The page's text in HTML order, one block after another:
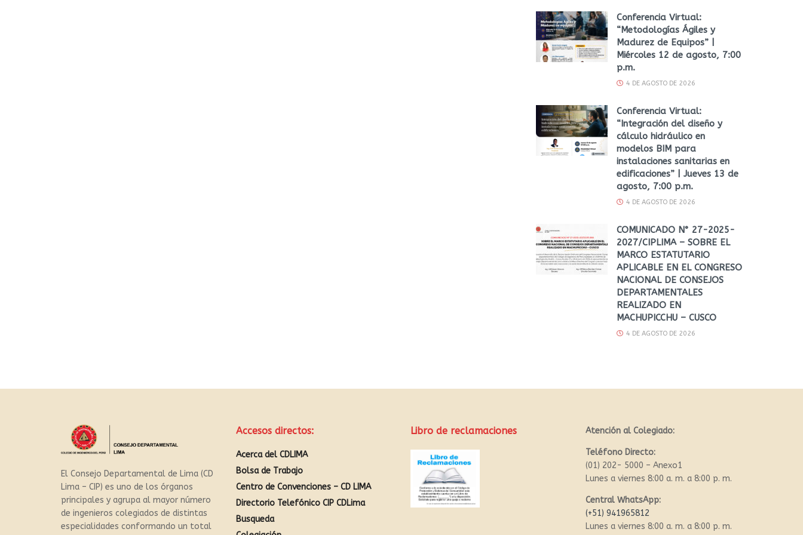
Conferencia Virtual:
“Metodologías Ágiles y
Madurez de Equipos” |
Miércoles 12 de agosto, 7:00
p.m.
4 DE AGOSTO DE 2026
Conferencia Virtual:
“Integración del diseño y
cálculo hidráulico en
modelos BIM para
instalaciones sanitarias en
edificaciones” | Jueves 13 de
agosto, 7:00 p.m.
4 DE AGOSTO DE 2026
COMUNICADO N° 27-2025-
2027/CIPLIMA – SOBRE EL
MARCO ESTATUTARIO
APLICABLE EN EL CONGRESO
NACIONAL DE CONSEJOS
DEPARTAMENTALES
REALIZADO EN
MACHUPICCHU – CUSCO
4 DE AGOSTO DE 2026
El Consejo Departamental de Lima (CD
Lima – CIP) es uno de los órganos
principales y agrupa al mayor número
de ingenieros colegiados de distintas
especialidades conformando un total
Accesos directos:
Acerca del CDLIMA
Bolsa de Trabajo
Centro de Convenciones – CD LIMA
Directorio Telefónico CIP CDLima
Busqueda
Libro de reclamaciones Atención al Colegiado:
Teléfono Directo:
(01) 202- 5000 – Anexo1
Lunes a viernes 8:00 a. m. a 8:00 p. m.
Central WhatsApp:
(+51) 941965812
Lunes a viernes 8:00 a. m. a 8:00 p. m.